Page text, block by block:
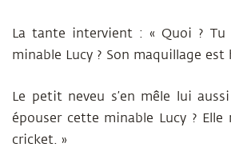
La tante intervient : « Quoi ? Tu
minable Lucy ? Son maquillage est
Le petit neveu s’en mêle lui
épouser cette minable Lucy ?
cricket. »